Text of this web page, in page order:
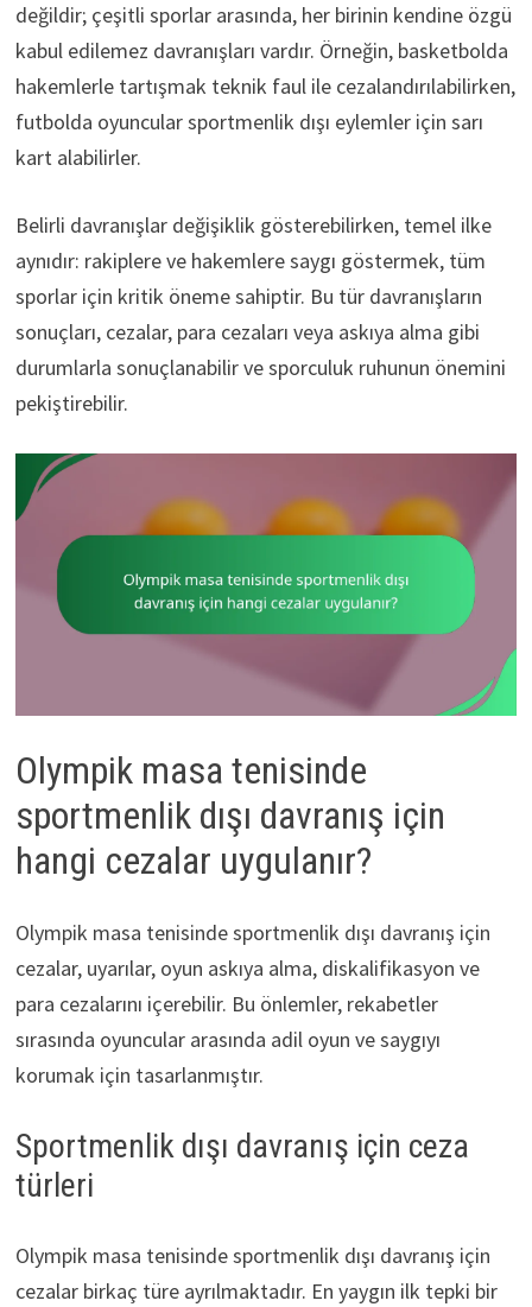
değildir; çeşitli sporlar arasında, her birinin kendine özgü
kabul edilemez davranışları vardır. Örneğin, basketbolda
hakemlerle tartışmak teknik faul ile cezalandırılabilirken,
futbolda oyuncular sportmenlik dışı eylemler için sarı
kart alabilirler.
Belirli davranışlar değişiklik gösterebilirken, temel ilke
aynıdır: rakiplere ve hakemlere saygı göstermek, tüm
sporlar için kritik öneme sahiptir. Bu tür davranışların
sonuçları, cezalar, para cezaları veya askıya alma gibi
durumlarla sonuçlanabilir ve sporculuk ruhunun önemini
pekiştirebilir.
Olympik masa tenisinde
sportmenlik dışı davranış için
hangi cezalar uygulanır?
Olympik masa tenisinde sportmenlik dışı davranış için
cezalar, uyarılar, oyun askıya alma, diskalifikasyon ve
para cezalarını içerebilir. Bu önlemler, rekabetler
sırasında oyuncular arasında adil oyun ve saygıyı
korumak için tasarlanmıştır.
Sportmenlik dışı davranış için ceza
türleri
Olympik masa tenisinde sportmenlik dışı davranış için
cezalar birkaç türe ayrılmaktadır. En yaygın ilk tepki bir